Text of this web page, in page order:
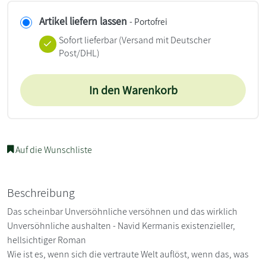
Artikel liefern lassen - Portofrei
Sofort lieferbar(Versand mit Deutscher
Post/DHL)
In den Warenkorb
Auf die Wunschliste
Beschreibung
Das scheinbar Unversöhnliche versöhnen und das wirklich
Unversöhnliche aushalten - Navid Kermanis existenzieller,
hellsichtiger Roman
Wie ist es, wenn sich die vertraute Welt auflöst, wenn das, was